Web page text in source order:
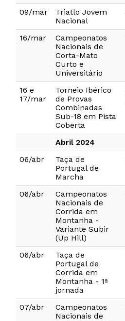
09/mar
Triatlo Jovem
Nacional
16/mar
Campeonatos
Nacionais de
Corta-Mato
Curto e
Universitário
16 e
17/mar
Torneio Ibérico
de Provas
Combinadas
Sub-18 em Pista
Coberta
Abril 2024
06/abr
Taça de
Portugal de
Marcha
06/abr
Campeonatos
Nacionais de
Corrida em
Montanha -
Variante Subir
(Up Hill)
06/abr
Taça de
Portugal de
Corrida em
Montanha - 1ª
jornada
07/abr
Campeonatos
Nacionais de